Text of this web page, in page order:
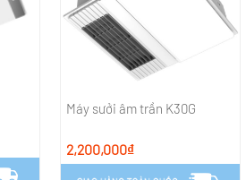
Máy sưởi âm trần K30G
2,200,000₫